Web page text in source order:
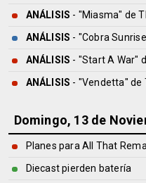
ANÁLISIS - "Miasma" de
ANÁLISIS - "Cobra
ANÁLISIS - "Start A War"
ANÁLISIS - "Vendetta" de
Domingo, 13 de
Planes para All That
Diecast pierden batería